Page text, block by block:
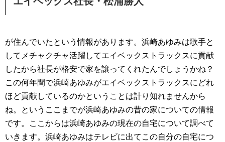
が住んでいたという情報があります。浜崎あゆみは歌手と
してメチャクチャ活躍してエイベックストラックスに貢献
したから社長が格安で家を譲ってくれたんでしょうかね？
この何年間で浜崎あゆみがエイベックストラックスにどれ
ほど貢献しているのかということは計り知れませんから
ね。というここまでが浜崎あゆみの昔の家についての情報
です。ここからは浜崎あゆみの現在の自宅について調べて
いきます。浜崎あゆみはテレビに出てこの自分の自宅につ